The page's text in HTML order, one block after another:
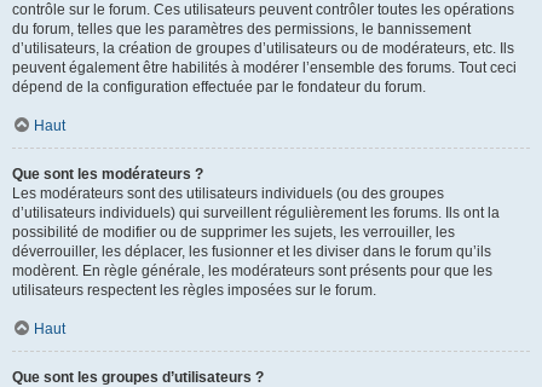
contrôle sur le forum. Ces utilisateurs peuvent contrôler toutes les opérations
du forum, telles que les paramètres des permissions, le bannissement
d’utilisateurs, la création de groupes d’utilisateurs ou de modérateurs, etc. Ils
peuvent également être habilités à modérer l’ensemble des forums. Tout ceci
dépend de la configuration effectuée par le fondateur du forum.
Haut
Que sont les modérateurs ?
Les modérateurs sont des utilisateurs individuels (ou des groupes
d’utilisateurs individuels) qui surveillent régulièrement les forums. Ils ont la
possibilité de modifier ou de supprimer les sujets, les verrouiller, les
déverrouiller, les déplacer, les fusionner et les diviser dans le forum qu’ils
modèrent. En règle générale, les modérateurs sont présents pour que les
utilisateurs respectent les règles imposées sur le forum.
Haut
Que sont les groupes d’utilisateurs ?